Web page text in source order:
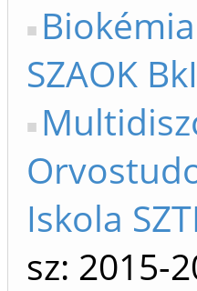
SZAOK
Iskola
sz: 2015-